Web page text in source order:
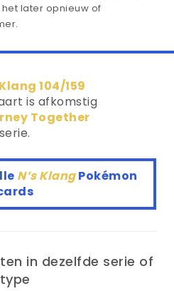
later opnieuw of
104/159
is afkomstig
Together
serie.
N’s KlangPokémon
in dezelfde serie of
type